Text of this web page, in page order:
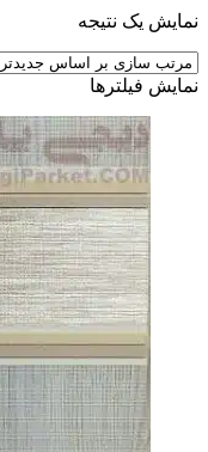
یک نتیجه
فیلترها